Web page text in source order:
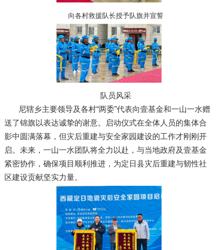
向各村救援队长授予队旗并宣誓
队员风采
尼辖乡主要领导及各村“两委”代表向壹基金和一山一水赠
送了锦旗以表达诚挚的谢意。启动仪式在全体人员的集体合
影中圆满落幕，但灾后重建与安全家园建设的工作才刚刚开
启。未来，一山一水团队将全力以赴，与当地政府及壹基金
紧密协作，确保项目顺利推进，为定日县灾后重建与韧性社
区建设贡献坚实力量。